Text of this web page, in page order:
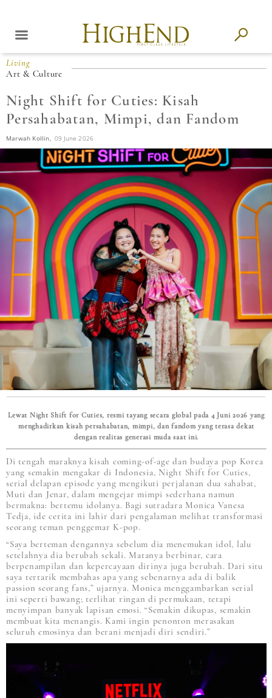
Living
Art & Culture
Night Shift for Cuties: Kisah
Persahabatan, Mimpi, dan Fandom
Marwah Kollin, 09 June 2026
Lewat Night Shift for Cuties, resmi tayang secara global pada 4 Juni 2026 yang
menghadirkan kisah persahabatan, mimpi, dan fandom yang terasa dekat
dengan realitas generasi muda saat ini.
Di tengah maraknya kisah coming-of-age dan budaya pop Korea
yang semakin mengakar di Indonesia, Night Shift for Cuties,
serial delapan episode yang mengikuti perjalanan dua sahabat,
Muti dan Jenar, dalam mengejar mimpi sederhana namun
bermakna: bertemu idolanya. Bagi sutradara Monica Vanesa
Tedja, ide cerita ini lahir dari pengalaman melihat transformasi
seorang teman penggemar K-pop.
“Saya berteman dengannya sebelum dia menemukan idol, lalu
setelahnya dia berubah sekali. Matanya berbinar, cara
berpenampilan dan kepercayaan dirinya juga berubah. Dari situ
saya tertarik membahas apa yang sebenarnya ada di balik
passion seorang fans,” ujarnya. Monica menggambarkan serial
ini seperti bawang; terlihat ringan di permukaan, tetapi
menyimpan banyak lapisan emosi. “Semakin dikupas, semakin
membuat kita menangis. Kami ingin penonton merasakan
seluruh emosinya dan berani menjadi diri sendiri.”